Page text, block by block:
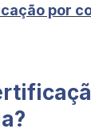
por